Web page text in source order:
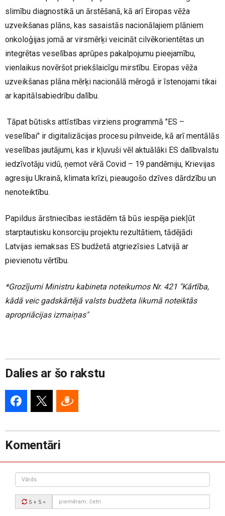
slimību diagnostikā un ārstēšanā, kā arī Eiropas vēža
uzveikšanas plāns, kas sasaistās nacionālajiem plāniem
onkoloģijas jomā ar virsmērķi veicināt cilvēkorientētas un
integrētas veselības aprūpes pakalpojumu pieejamību,
vienlaikus novēršot priekšlaicīgu mirstību. Eiropas vēža
uzveikšanas plāna mērķi nacionālā mērogā ir īstenojami tikai
ar kapitālsabiedrību dalību.
Tāpat būtisks attīstības virziens programmā "ES –
veselībai" ir digitalizācijas procesu pilnveide, kā arī mentālās
veselības jautājumi, kas ir kļuvuši vēl aktuālāki ES dalībvalstu
iedzīvotāju vidū, ņemot vērā Covid – 19 pandēmiju, Krievijas
agresiju Ukrainā, klimata krīzi, pieaugošo dzīves dārdzību un
nenoteiktību.
Papildus ārstniecības iestādēm tā būs iespēja piekļūt
starptautisku konsorciju projektu rezultātiem, tādējādi
Latvijas iemaksas ES budžetā atgriezīsies Latvijā ar
pievienotu vērtību.
*Grozījumi Ministru kabineta noteikumos Nr. 421 "Kārtība,
kādā veic gadskārtējā valsts budžeta likumā noteiktās
apropriācijas izmaiņas"
Dalies ar šo rakstu
Komentāri
Vārds
Drošības
kods:
5 + 5 =